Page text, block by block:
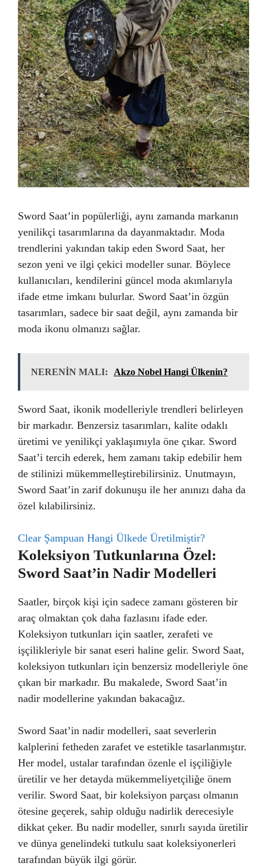
Sword Saat’in popülerliği, aynı zamanda markanın
yenilikçi tasarımlarına da dayanmaktadır. Moda
trendlerini yakından takip eden Sword Saat, her
sezon yeni ve ilgi çekici modeller sunar. Böylece
kullanıcıları, kendilerini güncel moda akımlarıyla
ifade etme imkanı bulurlar. Sword Saat’in özgün
tasarımları, sadece bir saat değil, aynı zamanda bir
moda ikonu olmanızı sağlar.
NERENİN MALI: Akzo Nobel Hangi Ülkenin?
Sword Saat, ikonik modelleriyle trendleri belirleyen
bir markadır. Benzersiz tasarımları, kalite odaklı
üretimi ve yenilikçi yaklaşımıyla öne çıkar. Sword
Saat’i tercih ederek, hem zamanı takip edebilir hem
de stilinizi mükemmelleştirebilirsiniz. Unutmayın,
Sword Saat’in zarif dokunuşu ile her anınızı daha da
özel kılabilirsiniz.
Clear Şampuan Hangi Ülkede Üretilmiştir?
Koleksiyon Tutkunlarına Özel:
Sword Saat’in Nadir Modelleri
Saatler, birçok kişi için sadece zamanı gösteren bir
araç olmaktan çok daha fazlasını ifade eder.
Koleksiyon tutkunları için saatler, zerafeti ve
işçilikleriyle bir sanat eseri haline gelir. Sword Saat,
koleksiyon tutkunları için benzersiz modelleriyle öne
çıkan bir markadır. Bu makalede, Sword Saat’in
nadir modellerine yakından bakacağız.
Sword Saat’in nadir modelleri, saat severlerin
kalplerini fetheden zarafet ve estetikle tasarlanmıştır.
Her model, ustalar tarafından özenle el işçiliğiyle
üretilir ve her detayda mükemmeliyetçiliğe önem
verilir. Sword Saat, bir koleksiyon parçası olmanın
ötesine geçerek, sahip olduğu nadirlik derecesiyle
dikkat çeker. Bu nadir modeller, sınırlı sayıda üretilir
ve dünya genelindeki tutkulu saat koleksiyonerleri
tarafından büyük ilgi görür.